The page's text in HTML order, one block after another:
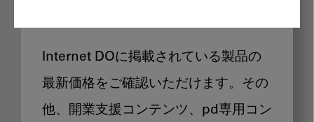
Internet DOに掲載されている製品の
最新価格をご確認いただけます。その
他、開業支援コンテンツ、pd専用コン